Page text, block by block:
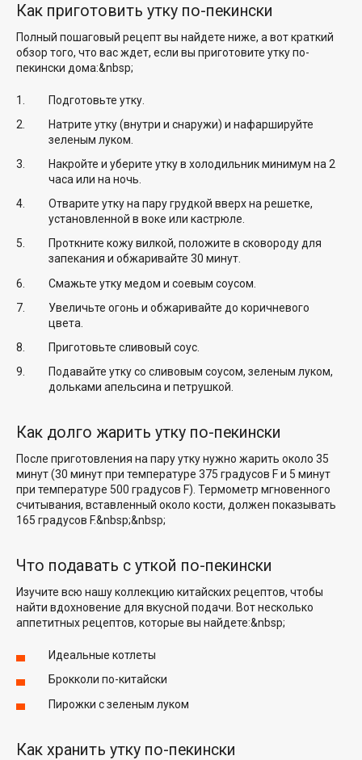
Как приготовить утку по-пекински
Полный пошаговый рецепт вы найдете ниже, а вот краткий
обзор того, что вас ждет, если вы приготовите утку по-
пекински дома:&nbsp;
Подготовьте утку.
Натрите утку (внутри и снаружи) и нафаршируйте
зеленым луком.
Накройте и уберите утку в холодильник минимум на 2
часа или на ночь.
Отварите утку на пару грудкой вверх на решетке,
установленной в воке или кастрюле.
Проткните кожу вилкой, положите в сковороду для
запекания и обжаривайте 30 минут.
Смажьте утку медом и соевым соусом.
Увеличьте огонь и обжаривайте до коричневого
цвета.
Приготовьте сливовый соус.
Подавайте утку со сливовым соусом, зеленым луком,
дольками апельсина и петрушкой.
Как долго жарить утку по-пекински
После приготовления на пару утку нужно жарить около 35
минут (30 минут при температуре 375 градусов F и 5 минут
при температуре 500 градусов F). Термометр мгновенного
считывания, вставленный около кости, должен показывать
165 градусов F.&nbsp;&nbsp;
Что подавать с уткой по-пекински
Изучите всю нашу коллекцию китайских рецептов, чтобы
найти вдохновение для вкусной подачи. Вот несколько
аппетитных рецептов, которые вы найдете:&nbsp;
Идеальные котлеты
Брокколи по-китайски
Пирожки с зеленым луком
Как хранить утку по-пекински